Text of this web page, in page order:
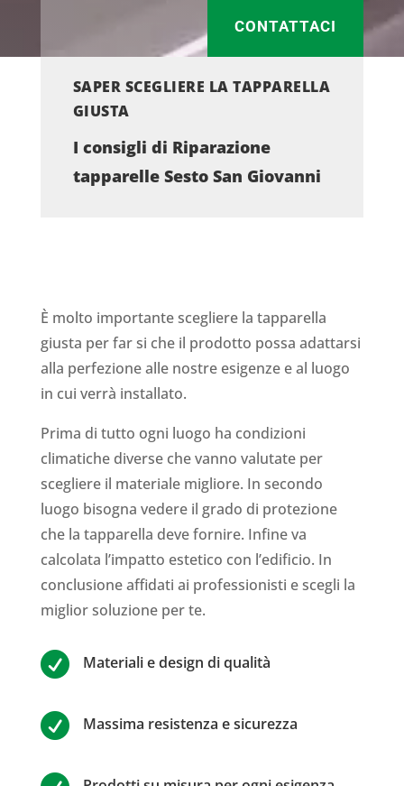
CONTATTACI
SAPER SCEGLIERE LA TAPPARELLA
GIUSTA
I consigli di Riparazione
tapparelle Sesto San Giovanni
È molto importante scegliere la tapparella
giusta per far si che il prodotto possa adattarsi
alla perfezione alle nostre esigenze e al luogo
in cui verrà installato.
Prima di tutto ogni luogo ha condizioni
climatiche diverse che vanno valutate per
scegliere il materiale migliore. In secondo
luogo bisogna vedere il grado di protezione
che la tapparella deve fornire. Infine va
calcolata l’impatto estetico con l’edificio. In
conclusione affidati ai professionisti e scegli la
miglior soluzione per te.
 Materiali e design di qualità
 Massima resistenza e sicurezza